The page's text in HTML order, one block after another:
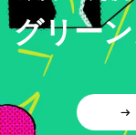
グリー